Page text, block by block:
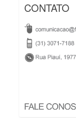
CONTATO